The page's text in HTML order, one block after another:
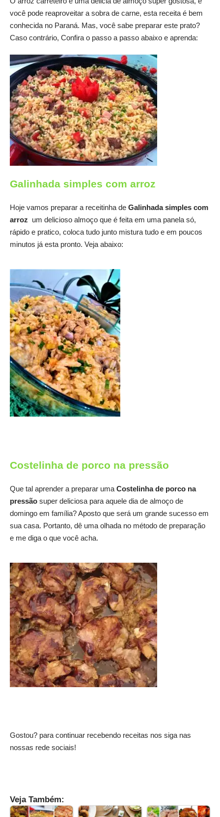
você pode reaproveitar a sobra de carne, esta receita é bem
conhecida no Paraná. Mas, você sabe preparar este prato?
Caso contrário, Confira o passo a passo abaixo e aprenda:
Galinhada simples com arroz
Hoje vamos preparar a receitinha de Galinhada simples com
arroz um delicioso almoço que é feita em uma panela só,
rápido e pratico, coloca tudo junto mistura tudo e em poucos
minutos já esta pronto. Veja abaixo:
Costelinha de porco na pressão
Que tal aprender a preparar uma Costelinha de porco na
pressão super deliciosa para aquele dia de almoço de
domingo em família? Aposto que será um grande sucesso em
sua casa. Portanto, dê uma olhada no método de preparação
e me diga o que você acha.
Gostou? para continuar recebendo receitas nos siga nas
nossas rede sociais!
Veja Também: